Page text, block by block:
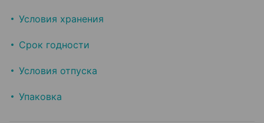
Условия хранения
Срок годности
Условия отпуска
Упаковка